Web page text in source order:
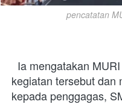
pencatatan
kegiatan tersebut dan
kepada penggagas,